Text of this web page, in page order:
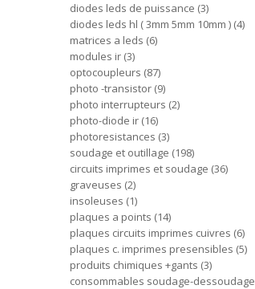
diodes leds de puissance 3
diodes leds hl ( 3mm 5mm 10mm ) 4
matrices a leds 6
modules ir 3
optocoupleurs 87
photo -transistor 9
photo interrupteurs 2
photo-diode ir 16
photoresistances 3
soudage et outillage 198
circuits imprimes et soudage 36
graveuses 2
insoleuses 1
plaques a points 14
plaques circuits imprimes cuivres 6
plaques c. imprimes presensibles 5
produits chimiques +gants 3
consommables soudage-dessoudage